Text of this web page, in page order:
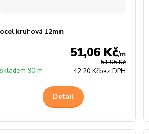
ocel kruhová 12mm
51,06 Kč
51,06 Kč/m
42,20 Kčbez DPH
skladem 90 m
Detail